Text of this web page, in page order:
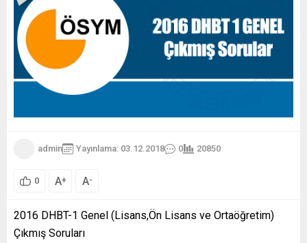
admin Yayınlama: 03.12.2018 0 20850
0 A+ A-
2016 DHBT-1 Genel (Lisans,Ön Lisans ve Ortaöğretim)
Çıkmış Soruları